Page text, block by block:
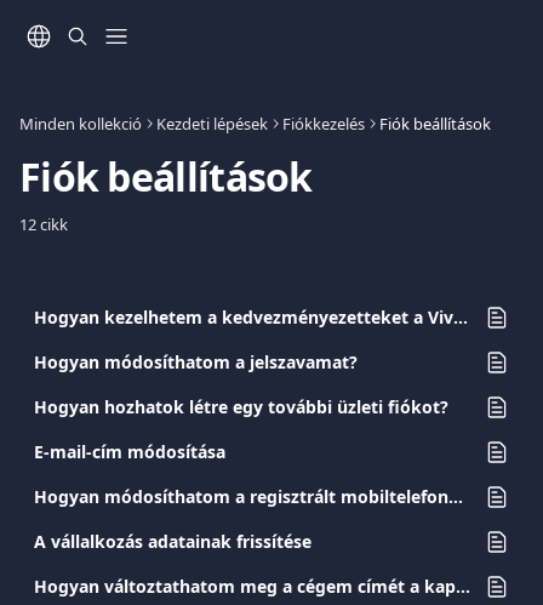
Minden kollekció Kezdeti lépések Fiókkezelés Fiók beállítások
Fiók beállítások
12 cikk
Hogyan kezelhetem a kedvezményezetteket a Viva.com fiókomban?
Hogyan módosíthatom a jelszavamat?
Hogyan hozhatok létre egy további üzleti fiókot?
E-mail-cím módosítása
Hogyan módosíthatom a regisztrált mobiltelefonszámomat?
A vállalkozás adatainak frissítése
Hogyan változtathatom meg a cégem címét a kapcsolattartási adatokban?